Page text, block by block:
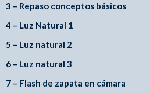
3 – Repaso conceptos básicos
4 – Luz Natural 1
5 – Luz natural 2
6 – Luz natural 3
7 – Flash de zapata en cámara